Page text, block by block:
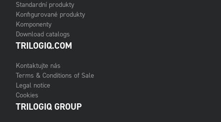
Standardní produkty
Konfigurované produkty
Komponenty
Download catalogs
TRILOGIQ.COM
Kontaktujte nás
Terms & Conditions of Sale
Legal notice
Cookies
TRILOGIQ GROUP